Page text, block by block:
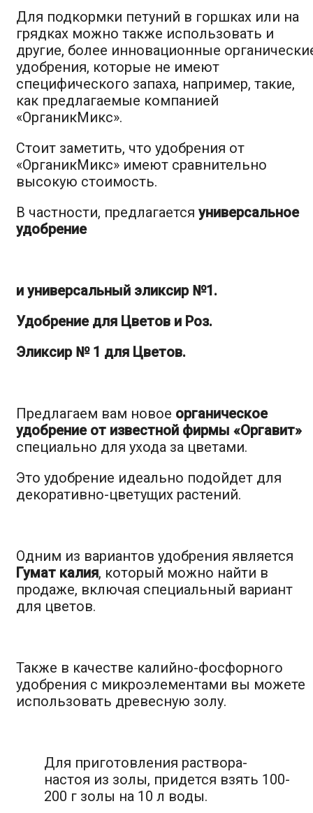
Для подкормки петуний в горшках или на
грядках можно также использовать и
другие, более инновационные
удобрения, которые не имеют
специфического запаха, например, такие,
как предлагаемые компанией
«ОрганикМикс».
Стоит заметить, что удобрения от
«ОрганикМикс» имеют сравнительно
высокую стоимость.
В частности, предлагается универсальное
удобрение
и универсальный эликсир №1.
Удобрение для Цветов и Роз.
Эликсир № 1 для Цветов.
Предлагаем вам новое органическое
удобрение от известной фирмы «Оргавит»
специально для ухода за цветами.
Это удобрение идеально подойдет для
декоративно-цветущих растений.
Одним из вариантов удобрения является
Гумат калия, который можно найти в
продаже, включая специальный вариант
для цветов.
Также в качестве калийно-фосфорного
удобрения с микроэлементами вы можете
использовать древесную золу.
Для приготовления раствора-
настоя из золы, придется взять 100-
200 г золы на 10 л воды.